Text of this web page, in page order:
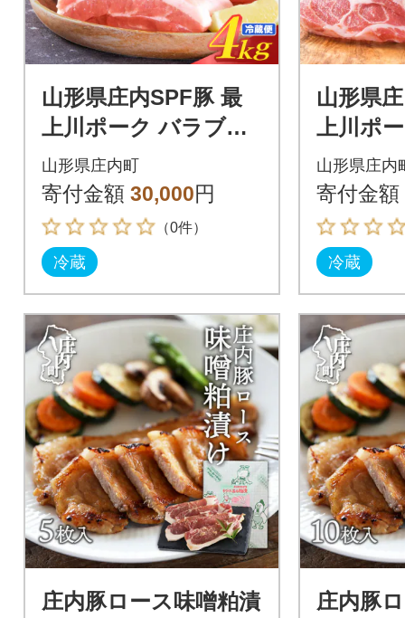
山形県庄内SPF豚 最
上川ポーク バラブロ
ック 4kg(2kg×2)国産
豚肉 冷蔵便
山形県庄内町
寄付金額 30,000円
（0件）
冷蔵
山形県
上川ポ
ブロッ
国産 豚
山形県庄内
寄付金額
冷蔵
庄内豚ロース味噌粕漬
庄内豚